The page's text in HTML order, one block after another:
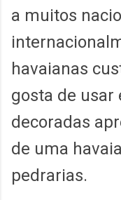
a muitos
havaianas
gosta de usar
decoradas
de uma
pedrarias.